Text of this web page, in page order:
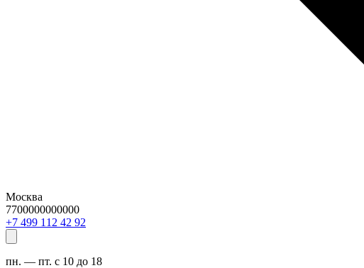
Москва
7700000000000
29 24 211 994 7+
пн. — пт. с 10 до 18